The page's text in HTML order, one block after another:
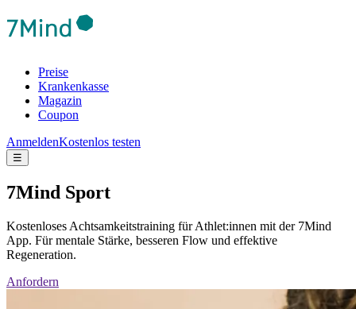
Preise
Krankenkasse
Magazin
Coupon
AnmeldenKostenlos testen
☰
7Mind Sport
Kostenloses Achtsamkeitstraining für Athlet:innen mit der 7Mind
App. Für mentale Stärke, besseren Flow und effektive
Regeneration.
Anfordern